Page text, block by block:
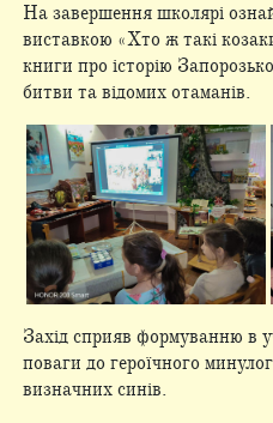
На завершення школярі
виставкою «Хто ж такі
книги про історію
битви та відомих отаманів.
Захід сприяв формуванню в
поваги до героїчного
визначних синів.